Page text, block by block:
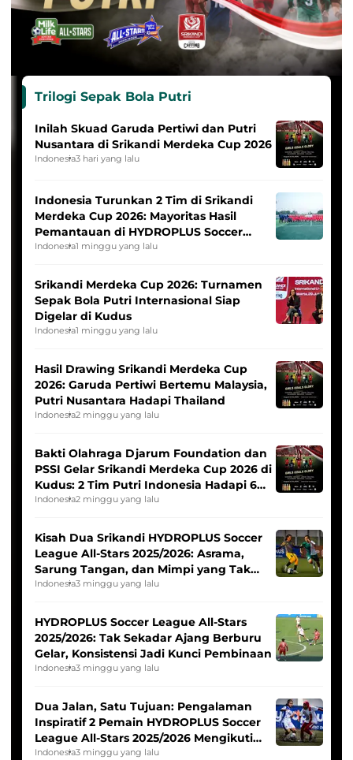
Trilogi Sepak Bola Putri
Inilah Skuad Garuda Pertiwi dan Putri
Nusantara di Srikandi Merdeka Cup 2026
Indonesia3 hari yang lalu
Indonesia Turunkan 2 Tim di Srikandi
Merdeka Cup 2026: Mayoritas Hasil
Pemantauan di HYDROPLUS Soccer
League
Indonesia1 minggu yang lalu
Srikandi Merdeka Cup 2026: Turnamen
Sepak Bola Putri Internasional Siap
Digelar di Kudus
Indonesia1 minggu yang lalu
Hasil Drawing Srikandi Merdeka Cup
2026: Garuda Pertiwi Bertemu Malaysia,
Putri Nusantara Hadapi Thailand
Indonesia2 minggu yang lalu
Bakti Olahraga Djarum Foundation dan
PSSI Gelar Srikandi Merdeka Cup 2026 di
Kudus: 2 Tim Putri Indonesia Hadapi 6
Tim Asia
Indonesia2 minggu yang lalu
Kisah Dua Srikandi HYDROPLUS Soccer
League All-Stars 2025/2026: Asrama,
Sarung Tangan, dan Mimpi yang Tak
Pernah Padam
Indonesia3 minggu yang lalu
HYDROPLUS Soccer League All-Stars
2025/2026: Tak Sekadar Ajang Berburu
Gelar, Konsistensi Jadi Kunci Pembinaan
Indonesia3 minggu yang lalu
Dua Jalan, Satu Tujuan: Pengalaman
Inspiratif 2 Pemain HYDROPLUS Soccer
League All-Stars 2025/2026 Mengikuti
Seleksi Timnas Indonesia Putri
Indonesia3 minggu yang lalu